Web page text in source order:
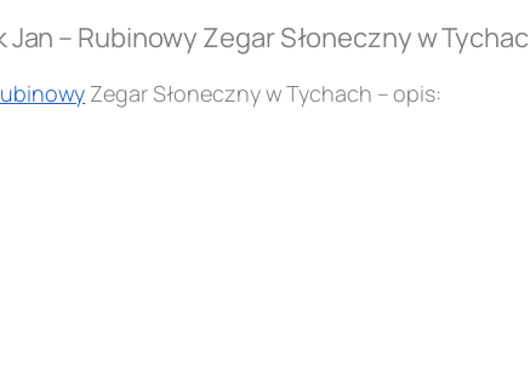
– Rubinowy Zegar Słoneczny w
Zegar Słoneczny w Tychach – opis: